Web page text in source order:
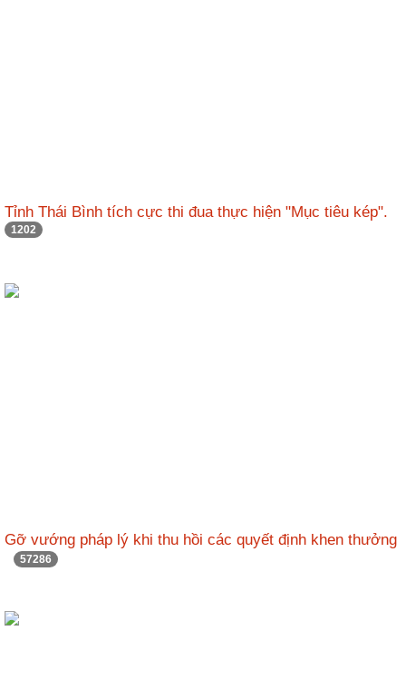
Tỉnh Thái Bình tích cực thi đua thực hiện "Mục tiêu kép".
1202
Gỡ vướng pháp lý khi thu hồi các quyết định khen thưởng
57286